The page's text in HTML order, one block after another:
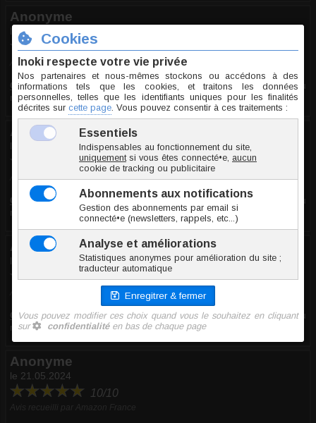
Anonyme
le 06.02.2025
10/10
Avis recueilli par Amazon France
Commentaire :Excellent (Rose pour tige 1.6mm vis interne ou
micro-dermal)
Anonyme
le 22.07.2024
10/10
Avis recueilli par Amazon France
Commentaire :Excellent (Rose pour tige 1.6mm vis interne ou
micro-dermal)
Anonyme
le 15.07.2024
10/10
Avis recueilli par Amazon France
Commentaire :Excellent (Rose pour tige 1.6mm vis interne ou
micro-dermal)
Anonyme
le 21.05.2024
10/10